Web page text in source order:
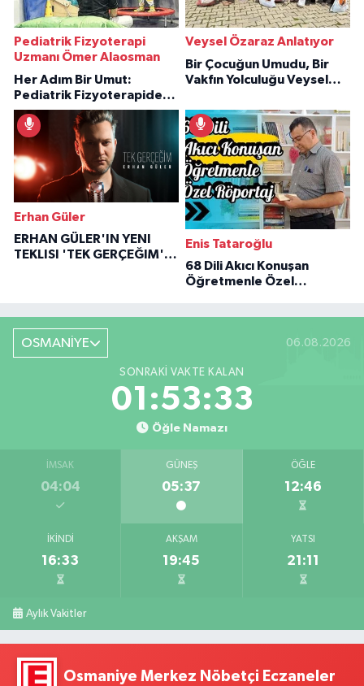
Pediatrik Fizyoterapi
Uzmanı Ömer Alaosman
Her Adım Bir Umut:
Pediatrik Fizyoterapiden
İlham Veren Hikâyeler
Veysel Özaraz Anlatıyor
Bir Çocuğun Umudu, Bir
Vakfın Yolculuğu Veysel
Erhan Güler
ERHAN GÜLER'IN YENI
TEKLISI 'TEK GERÇEĞIM'LE
Enis Tataroğlu
68 Dili Akıcı Konuşan
Öğretmenle Özel
OSMANİYE 06.08.2026
SONRAKI VAKTE KALAN
01:53:32
Öğle Namazı
İMSAK
04:04
GÜNEŞ
05:37
ÖĞLE
12:46
İKINDI
16:33
AKŞAM
19:45
YATSI
21:11
Aylık Vakitler
Osmaniye Merkez Nöbetçi Eczaneler